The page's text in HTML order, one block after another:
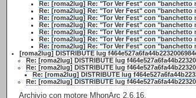
Re: [roma2lug] Re: "Tor Ver Fest" con
Re: [roma2lug] Re: "Tor Ver Fest" con
Re: [roma2lug] Re: "Tor Ver Fest" con
Re: [roma2lug] Re: "Tor Ver Fest" con
Re: [roma2lug] Re: "Tor Ver Fest" con
Re: [roma2lug] Re: "Tor Ver Fest" con
Re: [roma2lug] Re: "Tor Ver Fest" con
[roma2lug] DISTRIBUTE lug
Re: [roma2lug] DISTRIBUTE lug
Re: [roma2lug] DISTRIBUTE lug
Re: [roma2lug] DISTRIBUTE lug
Re: [roma2lug] DISTRIBUTE lug
Archivio con motore MhonArc 2.6.16.